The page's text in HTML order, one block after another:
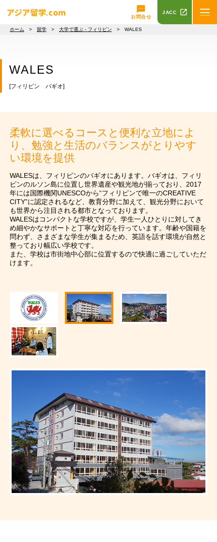
留学について 国で選ぶ お申込みの流れ コースで選ぶ
ニュース
050-3385-3602
お問合せ
JACC
ホーム > 留学 > 大学で選ぶ - フィリピン > WALES
WALES
[フィリピン バギオ]
柔軟に選べるコースと便利な立地によ
り、勉強と生活のバランスがとりやす
い環境を提供
WALESは、フィリピンのバギオにあります。バギオは、フィリ
ピンのルソン島に位置し世界遺産や観光地が揃っており、2017
年には国際機関UNESCOから“フィリピンで唯一のCREATIVE
CITY”に認定されるなど、教育分野に加えて、観光分野において
も世界から注目される都市となっております。
WALESはコンパクトな学校ですが、学生一人ひとりに対してき
め細やかなサポートと丁寧な対応を行っています。年齢や国籍を
問わず、さまざまな学生が集まるため、英語を話す環境が自然と
整っており幅広い学校です。
また、学校は市街地中心部に位置するので快適に過ごしていただ
けます。